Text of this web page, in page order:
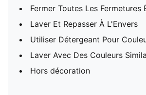
Fermer Toutes Les Fermetures
Laver Et Repasser À L'Envers
Utiliser Détergeant Pour
Laver Avec Des Couleurs
Hors décoration